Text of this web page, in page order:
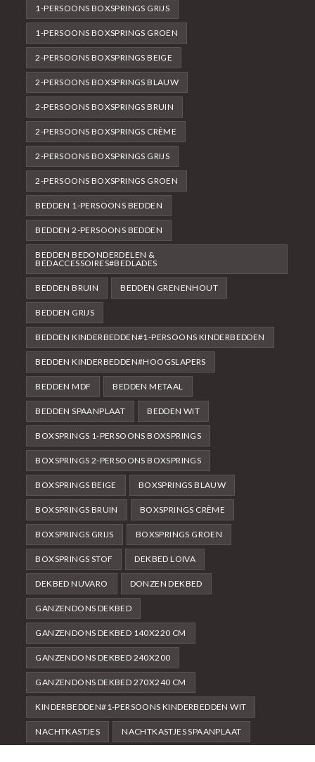
1-PERSOONS BOXSPRINGS GRIJS
1-PERSOONS BOXSPRINGS GROEN
2-PERSOONS BOXSPRINGS BEIGE
2-PERSOONS BOXSPRINGS BLAUW
2-PERSOONS BOXSPRINGS BRUIN
2-PERSOONS BOXSPRINGS CRÈME
2-PERSOONS BOXSPRINGS GRIJS
2-PERSOONS BOXSPRINGS GROEN
BEDDEN 1-PERSOONS BEDDEN
BEDDEN 2-PERSOONS BEDDEN
BEDDEN BEDONDERDELEN &
BEDACCESSOIRES#BEDLADES
BEDDEN BRUIN BEDDEN GRENENHOUT
BEDDEN GRIJS
BEDDEN KINDERBEDDEN#1-PERSOONS KINDERBEDDEN
BEDDEN KINDERBEDDEN#HOOGSLAPERS
BEDDEN MDF BEDDEN METAAL
BEDDEN SPAANPLAAT BEDDEN WIT
BOXSPRINGS 1-PERSOONS BOXSPRINGS
BOXSPRINGS 2-PERSOONS BOXSPRINGS
BOXSPRINGS BEIGE BOXSPRINGS BLAUW
BOXSPRINGS BRUIN BOXSPRINGS CRÈME
BOXSPRINGS GRIJS BOXSPRINGS GROEN
BOXSPRINGS STOF DEKBED LOIVA
DEKBED NUVARO DONZEN DEKBED
GANZENDONS DEKBED
GANZENDONS DEKBED 140X220 CM
GANZENDONS DEKBED 240X200
GANZENDONS DEKBED 270X240 CM
KINDERBEDDEN#1-PERSOONS KINDERBEDDEN WIT
NACHTKASTJES NACHTKASTJES SPAANPLAAT